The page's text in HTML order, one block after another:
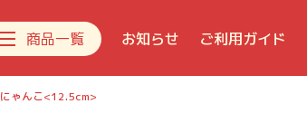
商品一覧 お知らせ ご利用ガイド
にゃんこ<12.5cm>